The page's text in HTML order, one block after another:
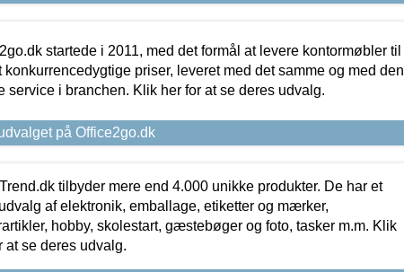
startede i 2011, med det formål at levere kontormøbler til
konkurrencedygtige priser, leveret med det samme og med den
service i branchen. Klik her for at se deres udvalg.
på Office2go.dk
tilbyder mere end 4.000 unikke produkter. De har et
af elektronik, emballage, etiketter og mærker,
hobby, skolestart, gæstebøger og foto, tasker m.m. Klik
at se deres udvalg.